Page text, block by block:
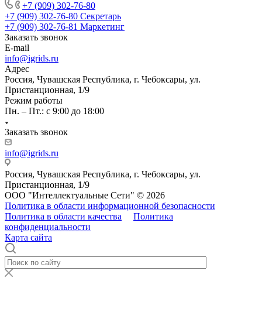
+7 (909) 302-76-80
+7 (909) 302-76-80 Секретарь
+7 (909) 302-76-81 Маркетинг
Заказать звонок
E-mail
info@igrids.ru
Адрес
Россия, Чувашская Республика, г. Чебоксары, ул.
Пристанционная, 1/9
Режим работы
Пн. – Пт.: с 9:00 до 18:00
Заказать звонок
info@igrids.ru
Россия, Чувашская Республика, г. Чебоксары, ул.
Пристанционная, 1/9
ООО "Интеллектуальные Сети" © 2026
Политика в области информационной безопасности
Политика в области качества
Политика
конфиденциальности
Карта сайта